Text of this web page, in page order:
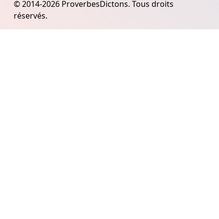
© 2014-2026 ProverbesDictons. Tous droits
réservés.